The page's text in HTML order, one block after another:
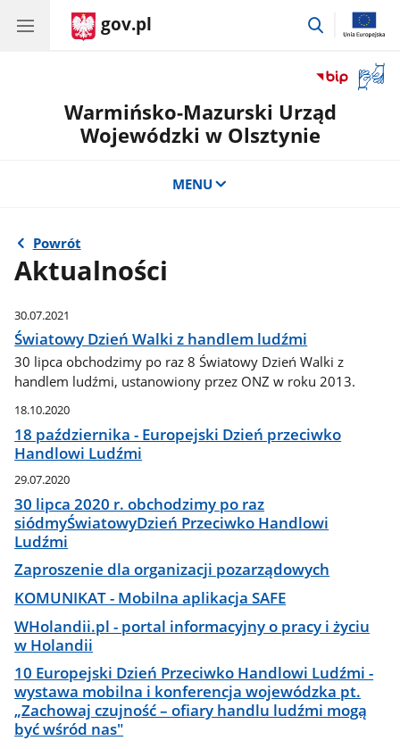
gov.pl
przejdź
okno
Warmińsko-Mazurski Urząd
Wojewódzki w Olsztynie
MENU
Powrót
Aktualności
30.07.2021
Światowy Dzień Walki z handlem ludźmi
30 lipca obchodzimy po raz 8 Światowy Dzień Walki z
handlem ludźmi, ustanowiony przez ONZ w roku 2013.
18.10.2020
18 października - Europejski Dzień przeciwko
Handlowi Ludźmi
29.07.2020
30 lipca 2020 r. obchodzimy po raz
siódmyŚwiatowyDzień Przeciwko Handlowi
Ludźmi
Zaproszenie dla organizacji pozarządowych
KOMUNIKAT - Mobilna aplikacja SAFE
WHolandii.pl - portal informacyjny o pracy i życiu
w Holandii
10 Europejski Dzień Przeciwko Handlowi Ludźmi -
wystawa mobilna i konferencja wojewódzka pt.
„Zachowaj czujność – ofiary handlu ludźmi mogą
być wśród nas"